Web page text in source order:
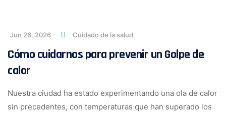
Jun 26, 2026 Cuidado de la salud
Cómo cuidarnos para prevenir un Golpe de
calor
Nuestra ciudad ha estado experimentando una ola de calor
sin precedentes, con temperaturas que han superado los